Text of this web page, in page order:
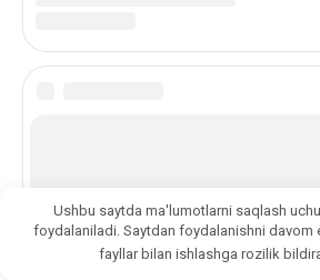
Ushbu saytda ma'lumotlarni saqlash
foydalaniladi. Saytdan foydalanishni davom
fayllar bilan ishlashga rozilik